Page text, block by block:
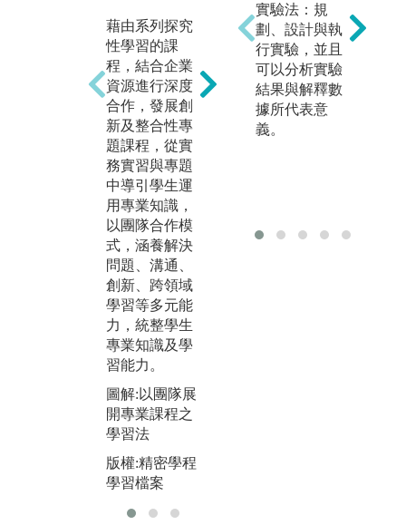
藉由系列探究
性學習的課
程，結合企業
資源進行深度
合作，發展創
新及整合性專
題課程，從實
務實習與專題
中導引學生運
用專業知識，
以團隊合作模
式，涵養解決
問題、溝通、
創新、跨領域
學習等多元能
力，統整學生
專業知識及學
習能力。
圖解:以團隊展
開專業課程之
學習法
版權:精密學程
學習檔案
以產品、過程
和系統的構
思、設計、實
施、運作，整
個生命週期為
背景，建構CD
實驗法：規
劃、設計與執
行實驗，並且
可以分析實驗
結果與解釋數
據所代表意
義。